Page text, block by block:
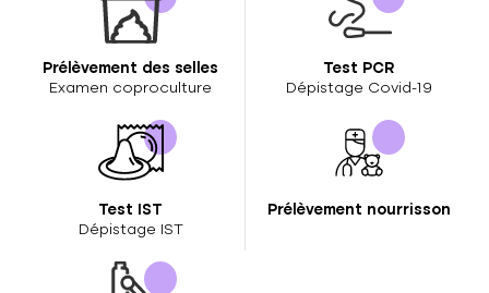
Prélèvement des selles
Examen coproculture
Test PCR
Dépistage Covid-19
Test IST
Dépistage IST
Prélèvement nourrisson